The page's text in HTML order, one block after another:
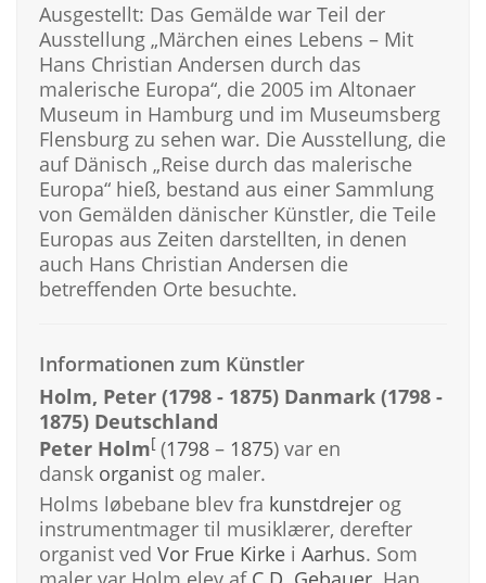
Ausgestellt: Das Gemälde war Teil der
Ausstellung „Märchen eines Lebens – Mit
Hans Christian Andersen durch das
malerische Europa“, die 2005 im Altonaer
Museum in Hamburg und im Museumsberg
Flensburg zu sehen war. Die Ausstellung, die
auf Dänisch „Reise durch das malerische
Europa“ hieß, bestand aus einer Sammlung
von Gemälden dänischer Künstler, die Teile
Europas aus Zeiten darstellten, in denen
auch Hans Christian Andersen die
betreffenden Orte besuchte.
Informationen zum Künstler
Holm, Peter (1798 - 1875) Danmark (1798 -
1875) Deutschland
Peter Holm[ (1798 – 1875) var en
dansk organist og maler.
Holms løbebane blev fra kunstdrejer og
instrumentmager til musiklærer, derefter
organist ved Vor Frue Kirke i Aarhus. Som